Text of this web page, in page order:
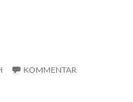
KOMMENTAR